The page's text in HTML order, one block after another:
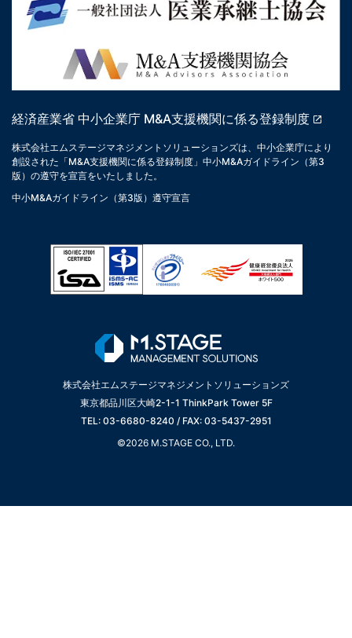
経済産業省 中小企業庁 M&A支援機関に係る登録制度
株式会社エムステージマネジメントソリューションズは、中小企業庁により
創設された「M&A支援機関に係る登録制度」中小M&Aガイドライン（第3
版）の遵守を宣言をいたしました。
中小M&Aガイドライン（第3版）遵守宣言
株式会社エムステージマネジメントソリューションズ
東京都品川区大崎2-1-1 ThinkPark Tower 5F
TEL: 03-6680-8240 / FAX: 03-5437-2951
©2026 M.STAGE CO., LTD.